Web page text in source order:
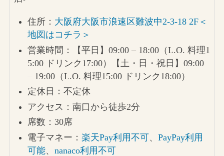
住所： 大阪府大阪市浪速区難波中2-3-18 2F＜
地図はコチラ＞
営業時間：【平日】09:00 – 18:00（L.O. 料理1
5:00 ドリンク17:00）【土・日・祝日】09:00
– 19:00（L.O. 料理15:00 ドリンク18:00）
定休日：不定休
アクセス：南口から徒歩2分
席数：30席
電子マネー： 楽天Pay利用不可、 PayPay利用
可能、 nanaco利用不可